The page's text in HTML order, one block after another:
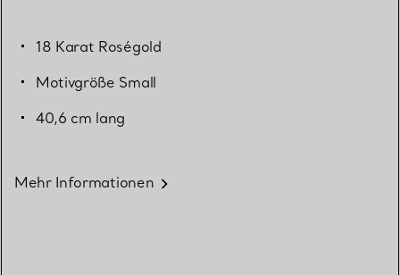
18 Karat Roségold
Motivgröße Small
40,6 cm lang
Mehr Informationen